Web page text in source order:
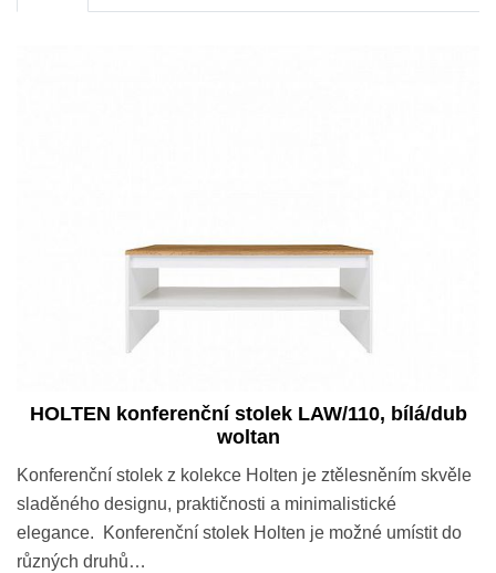
HOLTEN konferenční stolek LAW/110, bílá/dub
woltan
Konferenční stolek z kolekce Holten je ztělesněním skvěle
sladěného designu, praktičnosti a minimalistické
elegance. Konferenční stolek Holten je možné umístit do
různých druhů…